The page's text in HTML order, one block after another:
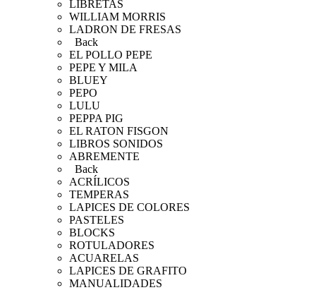
LIBRETAS
WILLIAM MORRIS
LADRON DE FRESAS
Back
EL POLLO PEPE
PEPE Y MILA
BLUEY
PEPO
LULU
PEPPA PIG
EL RATON FISGON
LIBROS SONIDOS
ABREMENTE
Back
ACRÍLICOS
TEMPERAS
LAPICES DE COLORES
PASTELES
BLOCKS
ROTULADORES
ACUARELAS
LAPICES DE GRAFITO
MANUALIDADES